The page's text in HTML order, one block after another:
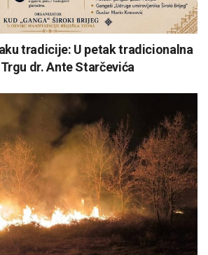
tradicije: U petak tradicionalna
dr. Ante Starčevića